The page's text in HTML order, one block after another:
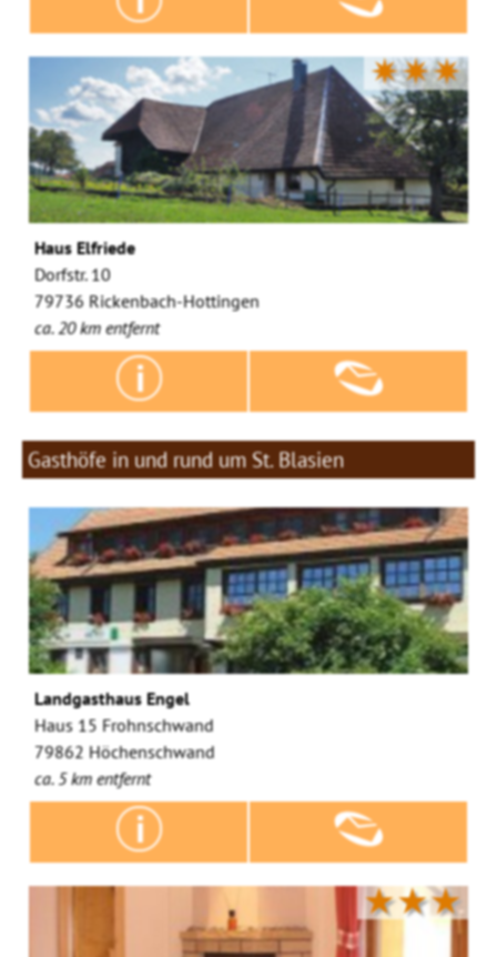
✷✷✷
Haus Elfriede
Dorfstr. 10
79736 Rickenbach-Hottingen
ca. 20 km entfernt
Gasthöfe in und rund um St. Blasien
Landgasthaus Engel
Haus 15 Frohnschwand
79862 Höchenschwand
ca. 5 km entfernt
★★★